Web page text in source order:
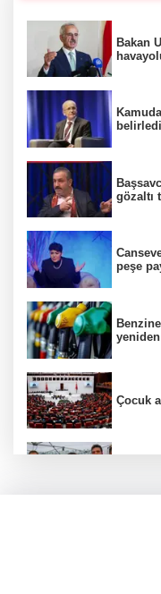
Bakan
belirledi
gözaltı
peşe
Çocuk
Bakan